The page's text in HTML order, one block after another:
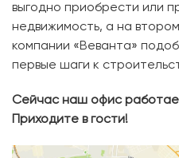
выгодно приобрести или
недвижимость, а на
компании «Веванта»
первые шаги к
Сейчас наш офис
Приходите в гости!